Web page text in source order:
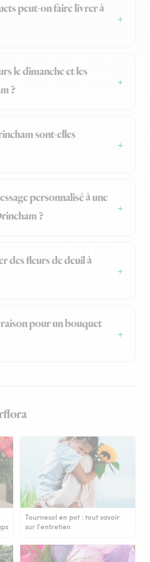
peut-on faire livrer à
le dimanche et les
?
sont-elles
personnalisé à une
?
des fleurs de deuil à
pour un bouquet
Tournesol en pot : tout savoir
sur l'entretien